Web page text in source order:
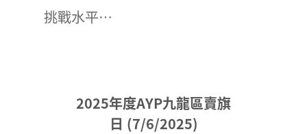
挑戰水平…
2025年度AYP九龍區賣旗
日 (7/6/2025)